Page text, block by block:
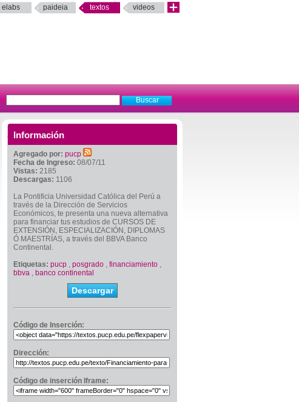
elabs paideia textos videos
Información
Agregado por: pucp
Fecha de Ingreso: 08/07/11
Vistas: 2185
Descargas: 1106
La Pontificia Universidad Católica del Perú a
través de la Dirección de Servicios
Económicos, te presenta una nueva alternativa
para financiar tus estudios de CURSOS DE
EXTENSIÓN, ESPECIALIZACIÓN, DIPLOMAS
Ó MAESTRÍAS, a través del BBVA Banco
Continental.
Etiquetas: pucp , posgrado , financiamiento ,
bbva , banco continental
Descargar
Código de Inserción:
Dirección:
Código de inserción Iframe: